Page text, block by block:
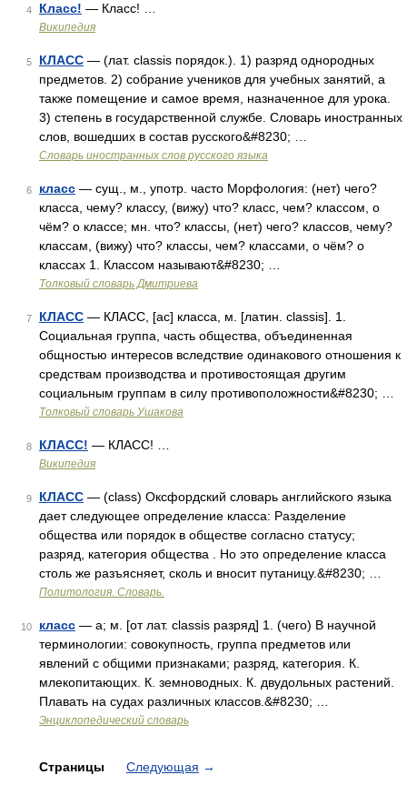
4 Класс! — Класс! …
Википедия
5 КЛАСС — (лат. classis порядок.). 1) разряд однородных
предметов. 2) собрание учеников для учебных занятий, а
также помещение и самое время, назначенное для урока.
3) степень в государственной службе. Словарь иностранных
слов, вошедших в состав русского&#8230; …
Словарь иностранных слов русского языка
6 класс — сущ., м., употр. часто Морфология: (нет) чего?
класса, чему? классу, (вижу) что? класс, чем? классом, о
чём? о классе; мн. что? классы, (нет) чего? классов, чему?
классам, (вижу) что? классы, чем? классами, о чём? о
классах 1. Классом называют&#8230; …
Толковый словарь Дмитриева
7 КЛАСС — КЛАСС, [ас] класса, м. [латин. classis]. 1.
Социальная группа, часть общества, объединенная
общностью интересов вследствие одинакового отношения к
средствам производства и противостоящая другим
социальным группам в силу противоположности&#8230; …
Толковый словарь Ушакова
8 КЛАСС! — КЛАСС! …
Википедия
9 КЛАСС — (class) Оксфордский словарь английского языка
дает следующее определение класса: Разделение
общества или порядок в обществе согласно статусу;
разряд, категория общества . Но это определение класса
столь же разъясняет, сколь и вносит путаницу.&#8230; …
Политология. Словарь.
10 класс — а; м. [от лат. classis разряд] 1. (чего) В научной
терминологии: совокупность, группа предметов или
явлений с общими признаками; разряд, категория. К.
млекопитающих. К. земноводных. К. двудольных растений.
Плавать на судах различных классов.&#8230; …
Энциклопедический словарь
Страницы Следующая →